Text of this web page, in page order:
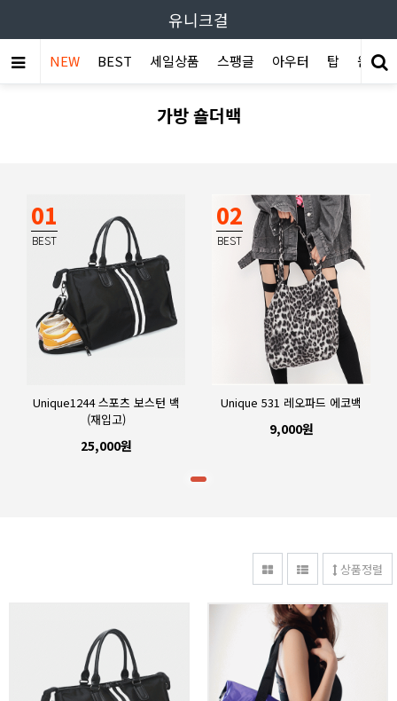
유니크걸
NEW BEST 세일상품 스팽글 아우터 탑 원피스
가방 숄더백
01
BEST
Unique1244 스포츠 보스턴 백
(재입고)
25,000원
02
BEST
Unique 531 레오파드 에코백
9,000원
상품정렬